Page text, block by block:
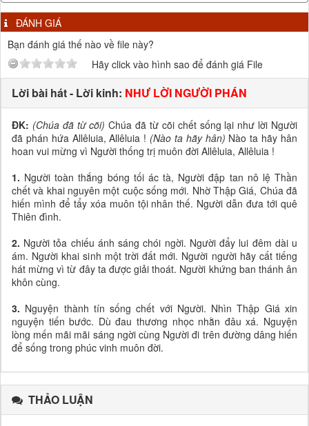
ĐÁNH GIÁ
Bạn đánh giá thế nào về file này?
Hãy click vào hình sao để đánh giá File
Lời bài hát - Lời kinh: NHƯ LỜI NGƯỜI PHÁN
ĐK: (Chúa đã từ cõi) Chúa đã từ cõi chết sống lại như lời Người
đã phán hứa Allêluia, Allêluia ! (Nào ta hãy hân) Nào ta hãy hân
hoan vui mừng vì Người thống trị muôn đời Allêluia, Allêluia !
1. Người toàn thắng bóng tối ác tà, Người đập tan nô lệ Thần
chết và khai nguyên một cuộc sống mới. Nhờ Thập Giá, Chúa đã
hiến mình để tẩy xóa muôn tội nhân thế. Người dẫn đưa tới quê
Thiên đình.
2. Người tỏa chiếu ánh sáng chói ngời. Người đẩy lui đêm dài u
ám. Người khai sinh một trời đất mới. Người người hãy cất tiếng
hát mừng vì từ đây ta được giải thoát. Người khứng ban thánh ân
khôn cùng.
3. Nguyện thành tín sống chết với Người. Nhìn Thập Giá xin
nguyện tiến bước. Dù đau thương nhọc nhằn đâu xá. Nguyện
lòng mến mãi mãi sáng ngời cùng Người đi trên đường dâng hiến
để sống trong phúc vinh muôn đời.
THẢO LUẬN